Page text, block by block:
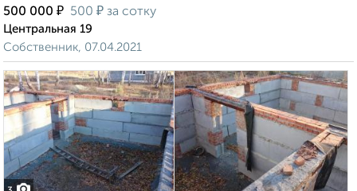
500 000 ₽ 500 ₽ за сотку
Центральная 19
Собственник, 07.04.2021